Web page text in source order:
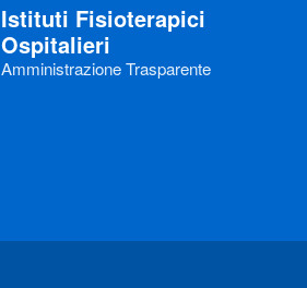
Istituti Fisioterapici
Ospitalieri
Amministrazione Trasparente